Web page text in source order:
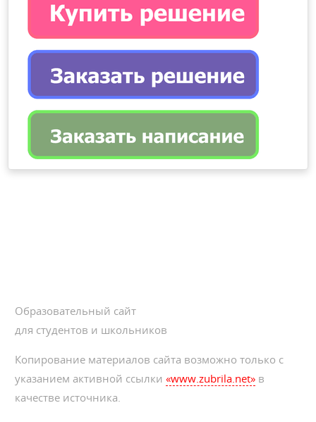
Образовательный сайт
для студентов и школьников
Копирование материалов сайта возможно только с
указанием активной ссылки«www.zubrila.net» в
качестве источника.